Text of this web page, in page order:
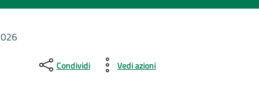
Condividi Vedi azioni